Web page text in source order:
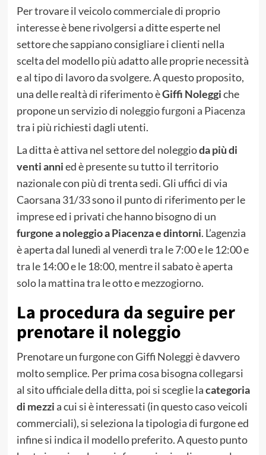
Per trovare il veicolo commerciale di proprio
interesse è bene rivolgersi a ditte esperte nel
settore che sappiano consigliare i clienti nella
scelta del modello più adatto alle proprie necessità
e al tipo di lavoro da svolgere. A questo proposito,
una delle realtà di riferimento èGiffi Noleggiche
propone un servizio di noleggio furgoni a Piacenza
tra i più richiesti dagli utenti.
La ditta è attiva nel settore del noleggioda più di
venti annied è presente su tutto il territorio
nazionale con più di trenta sedi. Gli uffici di via
Caorsana 31/33 sono il punto di riferimento per le
imprese ed i privati che hanno bisogno di un
furgone a noleggio a Piacenza e dintorni. L’agenzia
è aperta dal lunedì al venerdì tra le 7:00 e le 12:00 e
tra le 14:00 e le 18:00, mentre il sabato è aperta
solo la mattina tra le otto e mezzogiorno.
La procedura da seguire per
prenotare il noleggio
Prenotare un furgone con Giffi Noleggi è davvero
molto semplice. Per prima cosa bisogna collegarsi
al sito ufficiale della ditta, poi si sceglie lacategoria
di mezzia cui si è interessati (in questo caso veicoli
commerciali), si seleziona la tipologia di furgone ed
infine si indica il modello preferito. A questo punto